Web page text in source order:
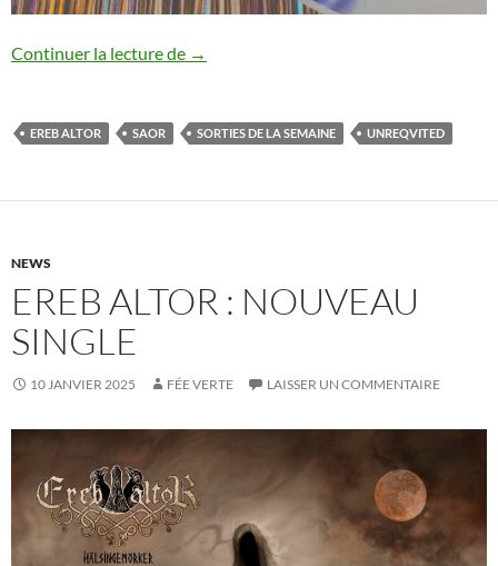
Continuer la lecture de Les sorties de la semaine [01/02-07/02/
→
EREB ALTOR SAOR SORTIES DE LA SEMAINE UNREQVITED
NEWS
EREB ALTOR : NOUVEAU
SINGLE
10 JANVIER 2025 FÉE VERTE LAISSER UN COMMENTAIRE